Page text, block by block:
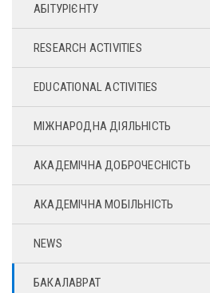
АБІТУРІЄНТУ
RESEARCH ACTIVITIES
EDUCATIONAL ACTIVITIES
МІЖНАРОДНА ДІЯЛЬНІСТЬ
АКАДЕМІЧНА ДОБРОЧЕСНІСТЬ
АКАДЕМІЧНА МОБІЛЬНІСТЬ
NEWS
БАКАЛАВРАТ